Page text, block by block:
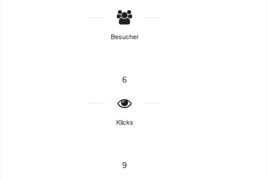
Besucher
6
Klicks
9